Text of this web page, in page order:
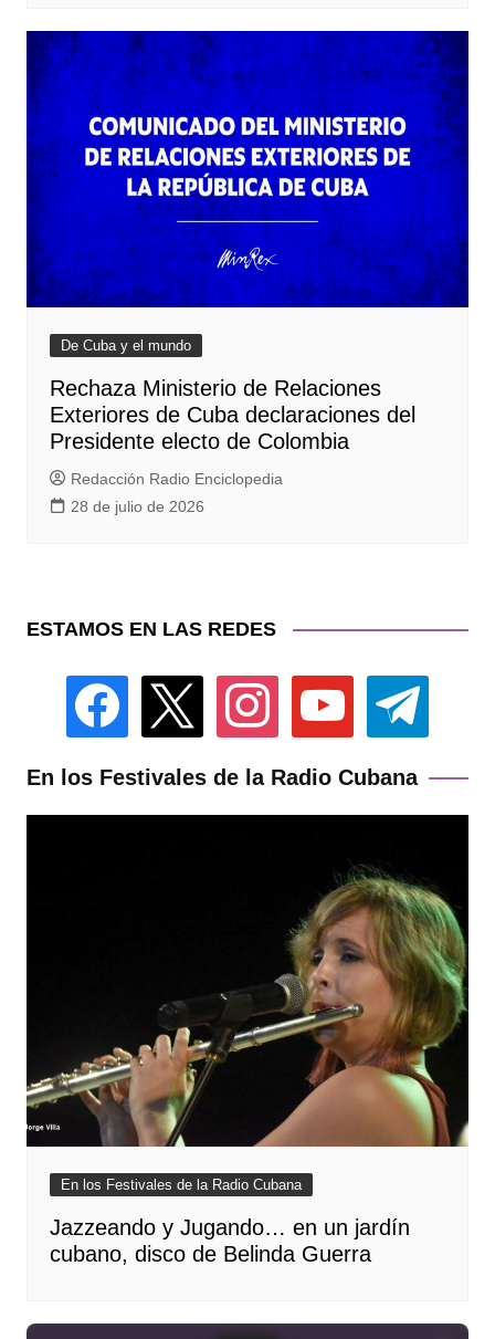
De Cuba y el mundo
Rechaza Ministerio de Relaciones
Exteriores de Cuba declaraciones del
Presidente electo de Colombia
Redacción Radio Enciclopedia
28 de julio de 2026
ESTAMOS EN LAS REDES
facebook instagram youtube telegram
En los Festivales de la Radio Cubana
En los Festivales de la Radio Cubana
Jazzeando y Jugando… en un jardín
cubano, disco de Belinda Guerra